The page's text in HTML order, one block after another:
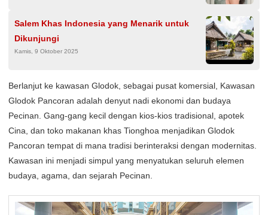
Salem Khas Indonesia yang Menarik untuk
Dikunjungi
Kamis, 9 Oktober 2025
Berlanjut ke kawasan Glodok, sebagai pusat komersial, Kawasan
Glodok Pancoran adalah denyut nadi ekonomi dan budaya
Pecinan. Gang-gang kecil dengan kios-kios tradisional, apotek
Cina, dan toko makanan khas Tionghoa menjadikan Glodok
Pancoran tempat di mana tradisi berinteraksi dengan modernitas.
Kawasan ini menjadi simpul yang menyatukan seluruh elemen
budaya, agama, dan sejarah Pecinan.